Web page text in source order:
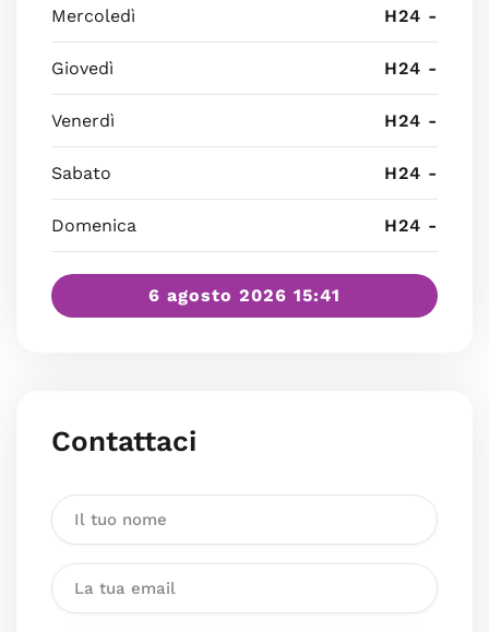
Mercoledì H24 -
Giovedì H24 -
Venerdì H24 -
Sabato H24 -
Domenica H24 -
6 agosto 2026 15:41
Contattaci